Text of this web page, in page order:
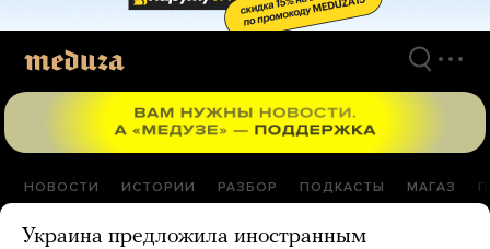
НОВОСТИ ИСТОРИИ РАЗБОР ПОДКАСТЫ МАГАЗ
Украина предложила иностранным